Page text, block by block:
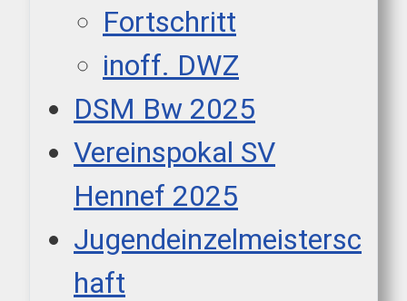
Fortschritt
inoff. DWZ
DSM Bw 2025
Vereinspokal SV
Hennef 2025
Jugendeinzelmeistersc
haft